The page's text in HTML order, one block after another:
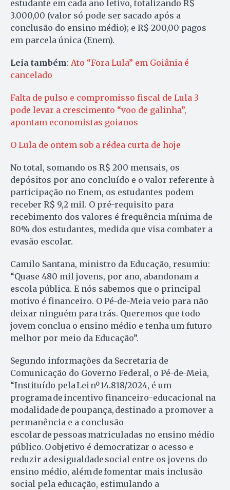
estudante em cada ano letivo, totalizando R$
3.000,00 (valor só pode ser sacado após a
conclusão do ensino médio); e R$ 200,00 pagos
em parcela única (Enem).
Leia também: Ato “Fora Lula” em Goiânia é
cancelado
Falta de pulso e compromisso fiscal de Lula 3
pode levar a crescimento “voo de galinha”,
apontam economistas goianos
O Lula de ontem sob a rédea curta de hoje
No total, somando os R$ 200 mensais, os
depósitos por ano concluído e o valor referente à
participação no Enem, os estudantes podem
receber R$ 9,2 mil. O pré-requisito para
recebimento dos valores é frequência mínima de
80% dos estudantes, medida que visa combater a
evasão escolar.
Camilo Santana, ministro da Educação, resumiu:
“Quase 480 mil jovens, por ano, abandonam a
escola pública. E nós sabemos que o principal
motivo é financeiro. O Pé-de-Meia veio para não
deixar ninguém para trás. Queremos que todo
jovem conclua o ensino médio e tenha um futuro
melhor por meio da Educação”.
Segundo informações da Secretaria de
Comunicação do Governo Federal, o Pé-de-Meia,
“Instituído pela Lei nº 14.818/2024, é um
programa de incentivo financeiro-educacional na
modalidade de poupança, destinado a promover a
permanência e a conclusão
escolar de pessoas matriculadas no ensino médio
público. O objetivo é democratizar o acesso e
reduzir a desigualdade social entre os jovens do
ensino médio, além de fomentar mais inclusão
social pela educação, estimulando a